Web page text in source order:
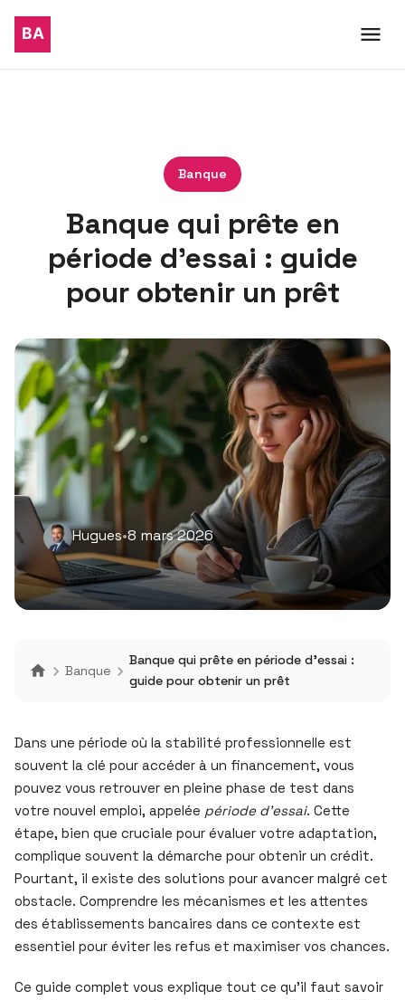
Banque
Banque qui prête en
période d’essai : guide
pour obtenir un prêt
Hugues•8 mars 2026
Banque
Banque qui prête en période d’essai :
guide pour obtenir un prêt
Dans une période où la stabilité professionnelle est
souvent la clé pour accéder à un financement, vous
pouvez vous retrouver en pleine phase de test dans
votre nouvel emploi, appelée période d’essai. Cette
étape, bien que cruciale pour évaluer votre adaptation,
complique souvent la démarche pour obtenir un crédit.
Pourtant, il existe des solutions pour avancer malgré cet
obstacle. Comprendre les mécanismes et les attentes
des établissements bancaires dans ce contexte est
essentiel pour éviter les refus et maximiser vos chances.
Ce guide complet vous explique tout ce qu’il faut savoir